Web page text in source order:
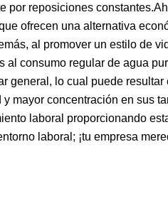
por reposiciones
ofrecen una alternativa
al promover un estilo de
al consumo regular de agua
general, lo cual puede resultar
mayor concentración en sus
laboral proporcionando
laboral; ¡tu empresa